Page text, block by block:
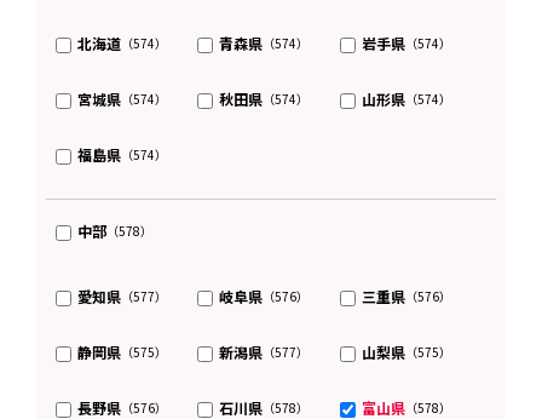
北海道（574） 青森県 （574） 岩手県 （574）
宮城県（574） 秋田県 （574） 山形県 （574）
福島県（574）
中部（578）
愛知県（577） 岐阜県 （576） 三重県 （576）
静岡県（575） 新潟県 （577） 山梨県 （575）
長野県（576） 石川県 （578） 富山県 （578）